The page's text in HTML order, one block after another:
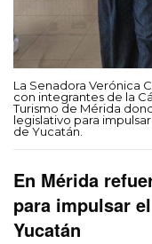
La Senadora Verónica
con integrantes de la
Turismo de Mérida
legislativo para
de Yucatán.
En Mérida
para impulsar
Yucatán